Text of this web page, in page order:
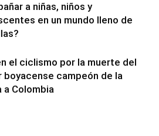
a niñas, niños y
en un mundo lleno de
el ciclismo por la muerte del
boyacense campeón de la
a Colombia